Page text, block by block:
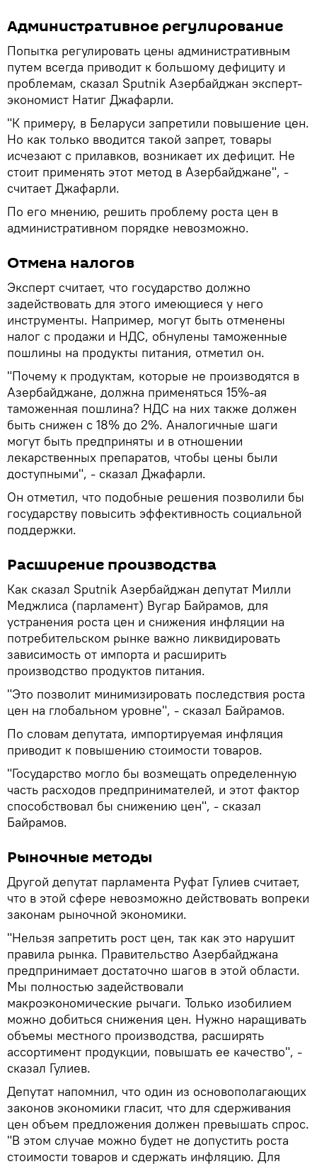
Административное регулирование
Попытка регулировать цены административным
путем всегда приводит к большому дефициту и
проблемам, сказал Sputnik Азербайджан эксперт-
экономист Натиг Джафарли.
"К примеру, в Беларуси запретили повышение цен.
Но как только вводится такой запрет, товары
исчезают с прилавков, возникает их дефицит. Не
стоит применять этот метод в Азербайджане", -
считает Джафарли.
По его мнению, решить проблему роста цен в
административном порядке невозможно.
Отмена налогов
Эксперт считает, что государство должно
задействовать для этого имеющиеся у него
инструменты. Например, могут быть отменены
налог с продажи и НДС, обнулены таможенные
пошлины на продукты питания, отметил он.
"Почему к продуктам, которые не производятся в
Азербайджане, должна применяться 15%-ая
таможенная пошлина? НДС на них также должен
быть снижен с 18% до 2%. Аналогичные шаги
могут быть предприняты и в отношении
лекарственных препаратов, чтобы цены были
доступными", - сказал Джафарли.
Он отметил, что подобные решения позволили бы
государству повысить эффективность социальной
поддержки.
Расширение производства
Как сказал Sputnik Азербайджан депутат Милли
Меджлиса (парламент) Вугар Байрамов, для
устранения роста цен и снижения инфляции на
потребительском рынке важно ликвидировать
зависимость от импорта и расширить
производство продуктов питания.
"Это позволит минимизировать последствия роста
цен на глобальном уровне", - сказал Байрамов.
По словам депутата, импортируемая инфляция
приводит к повышению стоимости товаров.
"Государство могло бы возмещать определенную
часть расходов предпринимателей, и этот фактор
способствовал бы снижению цен", - сказал
Байрамов.
Рыночные методы
Другой депутат парламента Руфат Гулиев считает,
что в этой сфере невозможно действовать вопреки
законам рыночной экономики.
"Нельзя запретить рост цен, так как это нарушит
правила рынка. Правительство Азербайджана
предпринимает достаточно шагов в этой области.
Мы полностью задействовали
макроэкономические рычаги. Только изобилием
можно добиться снижения цен. Нужно наращивать
объемы местного производства, расширять
ассортимент продукции, повышать ее качество", -
сказал Гулиев.
Депутат напомнил, что один из основополагающих
законов экономики гласит, что для сдерживания
цен объем предложения должен превышать спрос.
"В этом случае можно будет не допустить роста
стоимости товаров и сдержать инфляцию. Для